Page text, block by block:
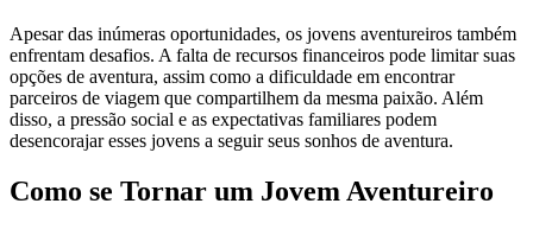
Apesar das inúmeras oportunidades, os jovens aventureiros também
enfrentam desafios. A falta de recursos financeiros pode limitar suas
opções de aventura, assim como a dificuldade em encontrar
parceiros de viagem que compartilhem da mesma paixão. Além
disso, a pressão social e as expectativas familiares podem
desencorajar esses jovens a seguir seus sonhos de aventura.
Como se Tornar um Jovem Aventureiro